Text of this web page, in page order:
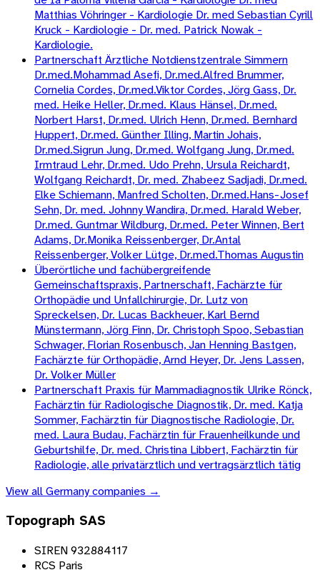
Matthias Vöhringer - Kardiologie Dr. med Sebastian Cyrill
Kruck - Kardiologie - Dr. med. Patrick Nowak -
Kardiologie.
Partnerschaft Ärztliche Notdienstzentrale Simmern
Dr.med.Mohammad Asefi, Dr.med.Alfred Brummer,
Cornelia Cordes, Dr.med.Viktor Cordes, Jörg Gass, Dr.
med. Heike Heller, Dr.med. Klaus Hänsel, Dr.med.
Norbert Harst, Dr.med. Ulrich Henn, Dr.med. Bernhard
Huppert, Dr.med. Günther Illing, Martin Johais,
Dr.med.Sigrun Jung, Dr.med. Wolfgang Jung, Dr.med.
Irmtraud Lehr, Dr.med. Udo Prehn, Ursula Reichardt,
Wolfgang Reichardt, Dr. med. Zhabeez Sadjadi, Dr.med.
Elke Schiemann, Manfred Scholten, Dr.med.Hans-Josef
Sehn, Dr. med. Johnny Wandira, Dr.med. Harald Weber,
Dr.med. Guntmar Wildburg, Dr.med. Peter Winnen, Bert
Adams, Dr.Monika Reissenberger, Dr.Antal
Reissenberger, Volker Lütge, Dr.med.Thomas Augustin
Überörtliche und fachübergreifende
Gemeinschaftspraxis, Partnerschaft, Fachärzte für
Orthopädie und Unfallchirurgie, Dr. Lutz von
Spreckelsen, Dr. Lucas Backheuer, Karl Bernd
Münstermann, Jörg Finn, Dr. Christoph Spoo, Sebastian
Schwager, Florian Rosenbusch, Jan Henning Bastgen,
Fachärzte für Orthopädie, Arnd Heyer, Dr. Jens Lassen,
Dr. Volker Müller
Partnerschaft Praxis für Mammadiagnostik Ulrike Rönck,
Fachärztin für Radiologische Diagnostik, Dr. med. Katja
Sommer, Fachärztin für Diagnostische Radiologie, Dr.
med. Laura Budau, Fachärztin für Frauenheilkunde und
Geburtshilfe, Dr. med. Christina Libbert, Fachärztin für
Radiologie, alle privatärztlich und vertragsärztlich tätig
View allGermanycompanies →
Topograph SAS
SIREN 932884117
RCS Paris